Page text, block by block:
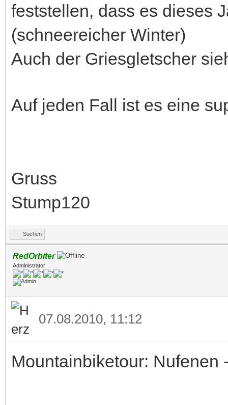
feststellen, dass es dieses
(schneereicher Winter)
Auch der Griesgletscher
Auf jeden Fall ist es eine
Gruss
Stump120
Suchen
RedOrbiter
Administrator
07.08.2010, 11:12
Mountainbiketour: Nufenen